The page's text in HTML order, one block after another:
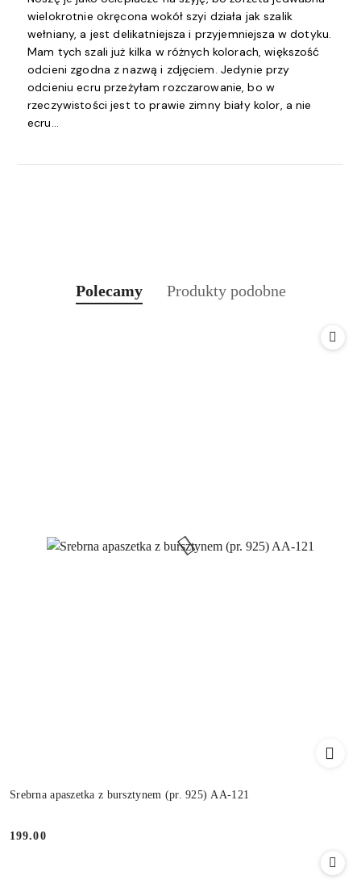
wielokrotnie okręcona wokół szyi działa jak szalik
wełniany, a jest delikatniejsza i przyjemniejsza w dotyku.
Mam tych szali już kilka w różnych kolorach, większość
odcieni zgodna z nazwą i zdjęciem. Jedynie przy
odcieniu ecru przeżyłam rozczarowanie, bo w
rzeczywistości jest to prawie zimny biały kolor, a nie
ecru...
Pomiń karuzelę produktów
Produkty
Polecamy
Produkty
Produkty podobne
Srebrna apaszetka z bursztynem (pr. 925) AA-121
Cena:
199.00